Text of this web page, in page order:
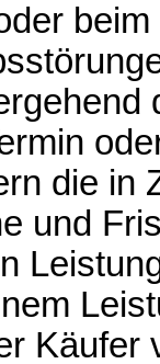
die in
und
Käufer